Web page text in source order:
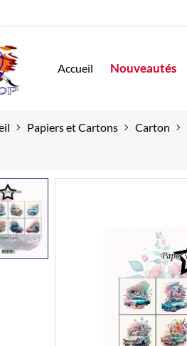
Accueil Nouveautés
Papiers et Cartons Carton